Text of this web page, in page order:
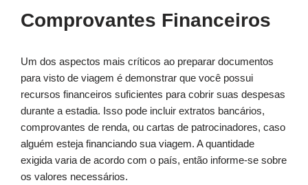
Comprovantes Financeiros
Um dos aspectos mais críticos ao preparar documentos
para visto de viagem é demonstrar que você possui
recursos financeiros suficientes para cobrir suas despesas
durante a estadia. Isso pode incluir extratos bancários,
comprovantes de renda, ou cartas de patrocinadores, caso
alguém esteja financiando sua viagem. A quantidade
exigida varia de acordo com o país, então informe-se sobre
os valores necessários.